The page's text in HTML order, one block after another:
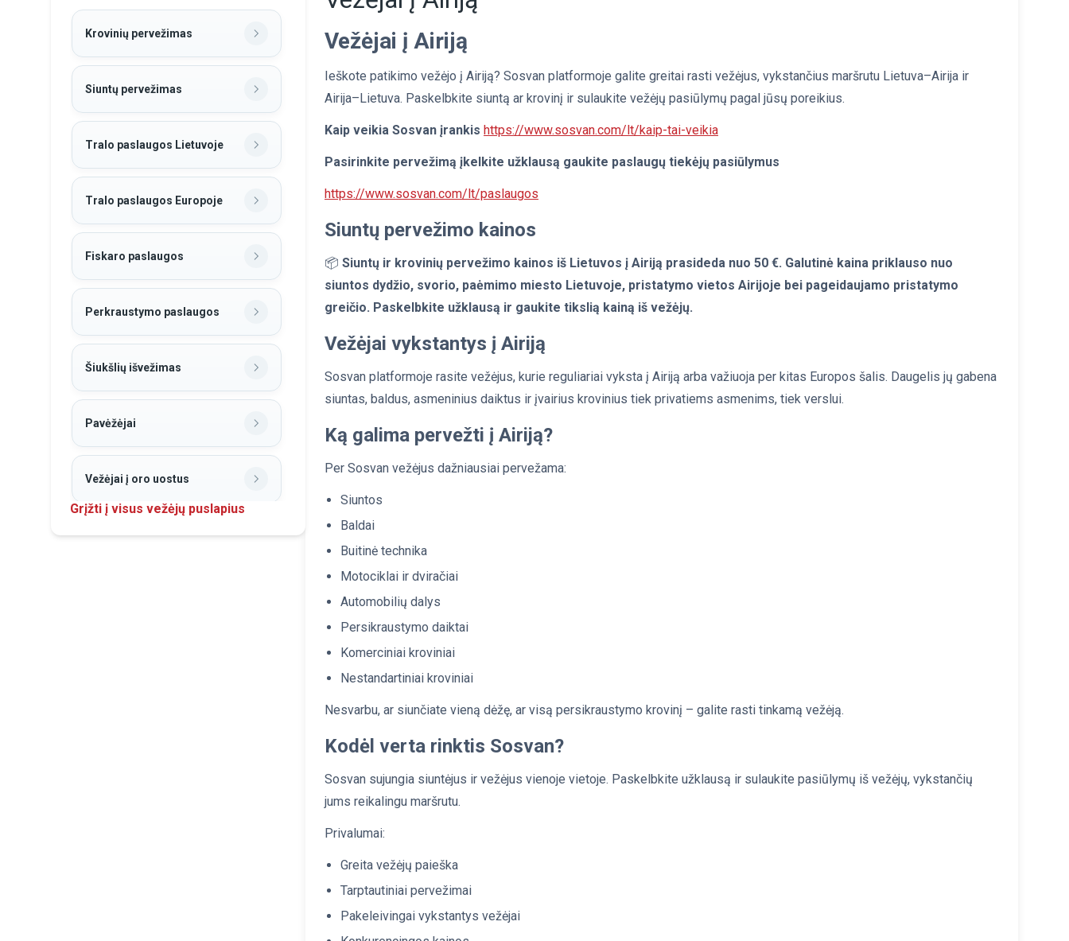
Krovinių pervežimas
Siuntų pervežimas
Tralo paslaugos Lietuvoje
Tralo paslaugos Europoje
Fiskaro paslaugos
Perkraustymo paslaugos
Šiukšlių išvežimas
Pavėžėjai
Vežėjai į oro uostus
Birių krovinių pervežimas
Grįžti į visus vežėjų puslapius
Vežėjai į Airiją
Ieškote patikimo vežėjo į Airiją? Sosvan platformoje galite greitai rasti vežėjus, vykstančius maršrutu Lietuva–Airija ir
Airija–Lietuva. Paskelbkite siuntą ar krovinį ir sulaukite vežėjų pasiūlymų pagal jūsų poreikius.
Kaip veikia Sosvan įrankis https://www.sosvan.com/lt/kaip-tai-veikia
Pasirinkite pervežimą įkelkite užklausą gaukite paslaugų tiekėjų pasiūlymus
https://www.sosvan.com/lt/paslaugos
Siuntų pervežimo kainos
📦 Siuntų ir krovinių pervežimo kainos iš Lietuvos į Airiją prasideda nuo 50 €. Galutinė kaina priklauso nuo
siuntos dydžio, svorio, paėmimo miesto Lietuvoje, pristatymo vietos Airijoje bei pageidaujamo pristatymo
greičio. Paskelbkite užklausą ir gaukite tikslią kainą iš vežėjų.
Vežėjai vykstantys į Airiją
Sosvan platformoje rasite vežėjus, kurie reguliariai vyksta į Airiją arba važiuoja per kitas Europos šalis. Daugelis jų gabena
siuntas, baldus, asmeninius daiktus ir įvairius krovinius tiek privatiems asmenims, tiek verslui.
Ką galima pervežti į Airiją?
Per Sosvan vežėjus dažniausiai pervežama:
Siuntos
Baldai
Buitinė technika
Motociklai ir dviračiai
Automobilių dalys
Persikraustymo daiktai
Komerciniai kroviniai
Nestandartiniai kroviniai
Nesvarbu, ar siunčiate vieną dėžę, ar visą persikraustymo krovinį – galite rasti tinkamą vežėją.
Kodėl verta rinktis Sosvan?
Sosvan sujungia siuntėjus ir vežėjus vienoje vietoje. Paskelbkite užklausą ir sulaukite pasiūlymų iš vežėjų, vykstančių
jums reikalingu maršrutu.
Privalumai:
Greita vežėjų paieška
Tarptautiniai pervežimai
Pakeleivingai vykstantys vežėjai